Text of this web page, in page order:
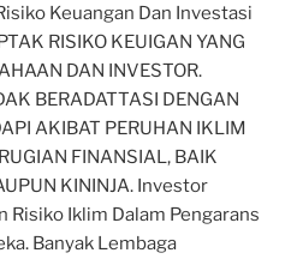
Keuangan Dan Investasi
RISIKO KEUIGAN YANG
DAN INVESTOR.
BERADATTASI DENGAN
AKIBAT PERUHAN IKLIM
FINANSIAL, BAIK
KININJA. Investor
Iklim Dalam Pengarans
Banyak Lembaga